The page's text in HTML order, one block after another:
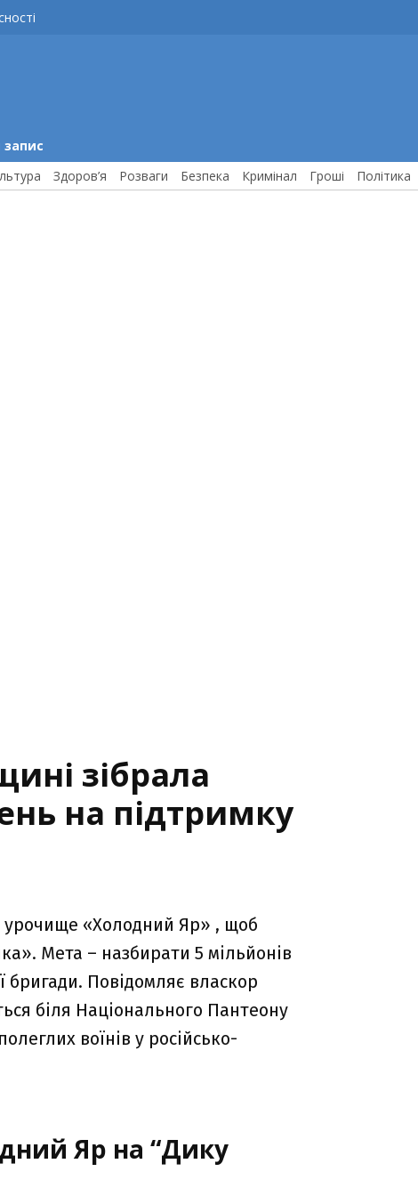
запис
Здоров’я Розваги Безпека Кримінал Гроші Політика
зібрала
на підтримку
в урочище «Холодний Яр» , щоб
Мета – назбирати 5 мільйонів
бригади. Повідомляє власкор
біля Національного Пантеону
воїнів у російсько-
Яр на “Дику